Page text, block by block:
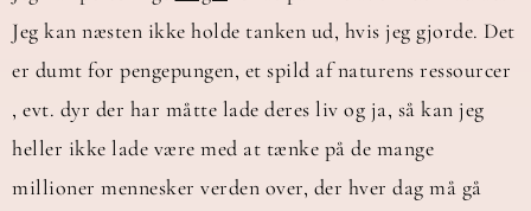
Jeg kan næsten ikke holde tanken ud, hvis jeg gjorde. Det
er dumt for pengepungen, et spild af naturens ressourcer
, evt. dyr der har måtte lade deres liv og ja, så kan jeg
heller ikke lade være med at tænke på de mange
millioner mennesker verden over, der hver dag må gå